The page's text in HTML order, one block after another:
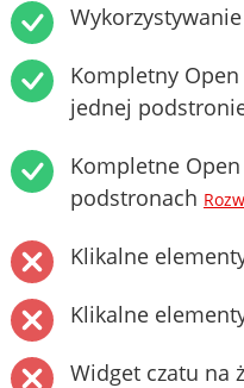
Kompletny
jednej
Kompletne
podstronach
Klikalne
Klikalne
Widget czatu na